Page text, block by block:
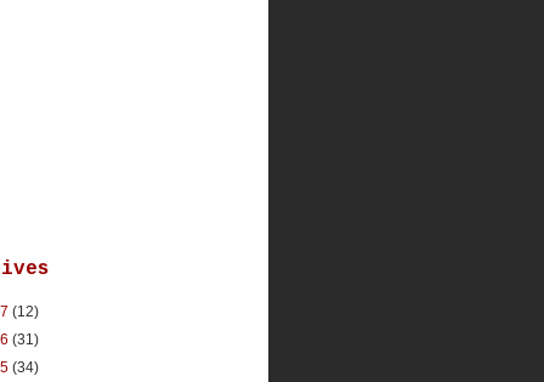
(12)
(31)
(34)